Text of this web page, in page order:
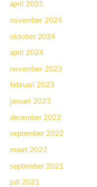
april 2025
november 2024
oktober 2024
april 2024
november 2023
februari 2023
januari 2023
december 2022
september 2022
maart 2022
september 2021
juli 2021